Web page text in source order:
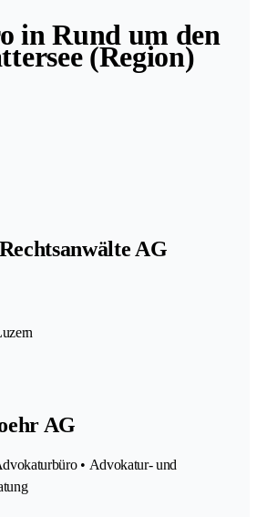
in Rund um den
(Region)
AG
AG
• Advokatur- und